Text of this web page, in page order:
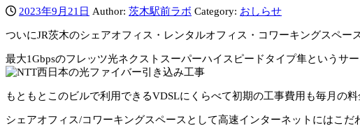
2023年9月21日 Author: 茨木駅前ラボ Category: おしらせ
ついにJR茨木のシェアオフィス・レンタルオフィス・コワーキングスペ
最大1Gbpsのフレッツ光ネクストスーパーハイスピードタイプ隼というサ
もともとこのビルで利用できるVDSLにくらべて初期の工事費用も毎月の
シェアオフィス/コワーキングスペースとして高速インターネットにはこだ